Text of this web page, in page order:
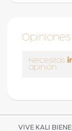
Necesitas
opinión
VIVE KALI